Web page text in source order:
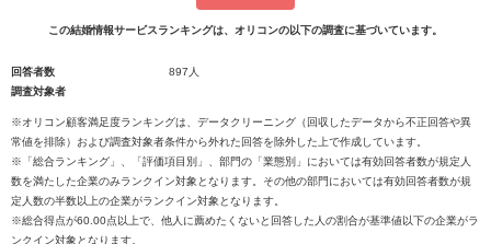
この結婚情報サービスランキングは、オリコンの以下の調査に基づいています。
回答者数
897人
調査対象者
※オリコン顧客満足度ランキングは、データクリーニング（回収したデータから不正回答や異
常値を排除）および調査対象者条件から外れた回答を除外した上で作成しています。
※「総合ランキング」、「評価項目別」、部門の「業態別」においては有効回答者数が規定人
数を満たした企業のみランクイン対象となります。その他の部門においては有効回答者数が規
定人数の半数以上の企業がランクイン対象となります。
※総合得点が60.00点以上で、他人に薦めたくないと回答した人の割合が基準値以下の企業がラ
ンクイン対象となります。